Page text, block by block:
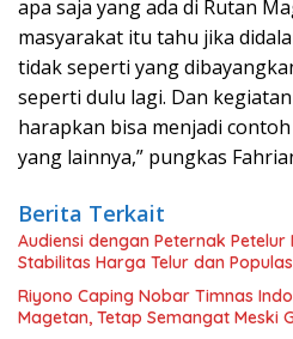
apa saja yang ada di Rutan
masyarakat itu tahu jika
tidak seperti yang
seperti dulu lagi. Dan
harapkan bisa menjadi
yang lainnya,” pungkas
Berita Terkait
Audiensi dengan Peternak
Stabilitas Harga Telur dan
Riyono Caping Nobar Timnas
Magetan, Tetap Semangat Meski